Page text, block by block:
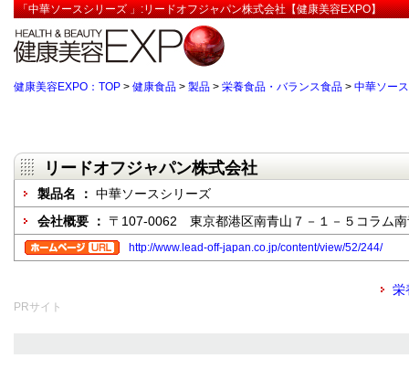
「中華ソースシリーズ 」:リードオフジャパン株式会社【健康美容EXPO】
健康美容EXPO：TOP > 健康食品 > 製品 > 栄養食品・バランス食品 > 中華ソー
リードオフジャパン株式会社
製品名 ： 中華ソースシリーズ
会社概要 ： 〒107-0062 東京都港区南青山７－１－５コラム
http://www.lead-off-japan.co.jp/content/view/52/244/
栄
PRサイト